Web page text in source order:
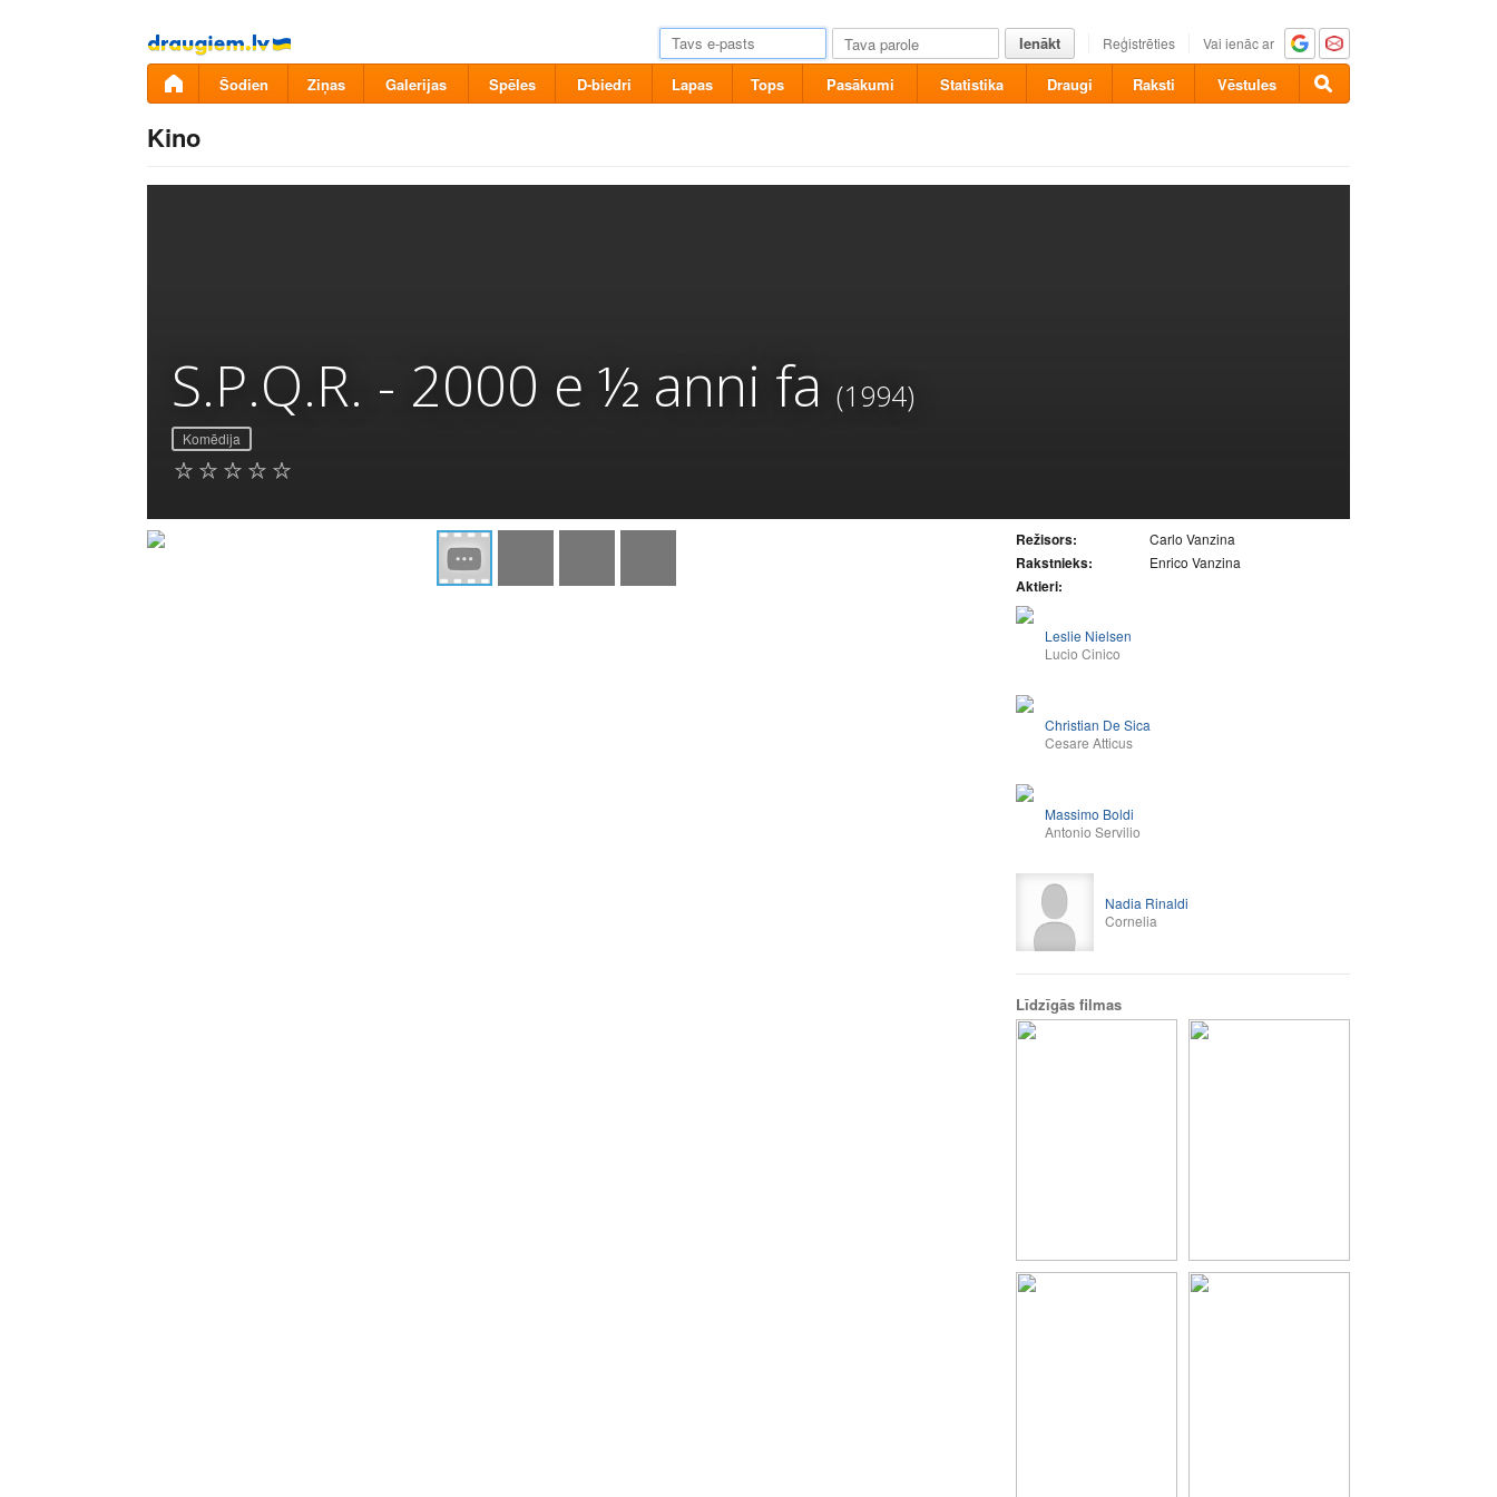
Pāriet
uz
saturu
Ienākt Reģistrēties Vai ienāc ar
Šodien Ziņas Galerijas Spēles D-biedri Lapas Tops Pasākumi Statistika Draugi Raksti Vēstules
Kino
S.P.Q.R. - 2000 e ½ anni fa (1994)
Komēdija
Režisors: Carlo Vanzina
Rakstnieks: Enrico Vanzina
Aktieri:
Leslie Nielsen
Lucio Cinico
Christian De Sica
Cesare Atticus
Massimo Boldi
Antonio Servilio
Nadia Rinaldi
Cornelia
Līdzīgās filmas